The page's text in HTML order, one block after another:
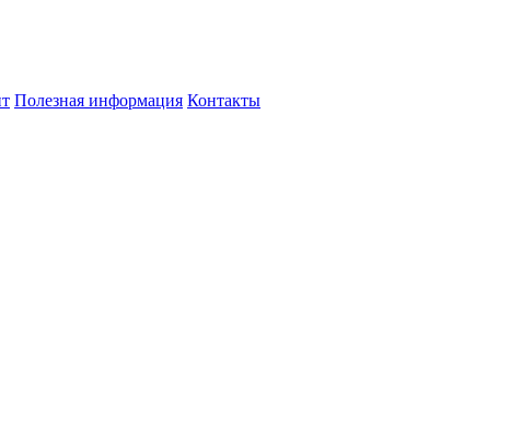
Полезная информация Контакты